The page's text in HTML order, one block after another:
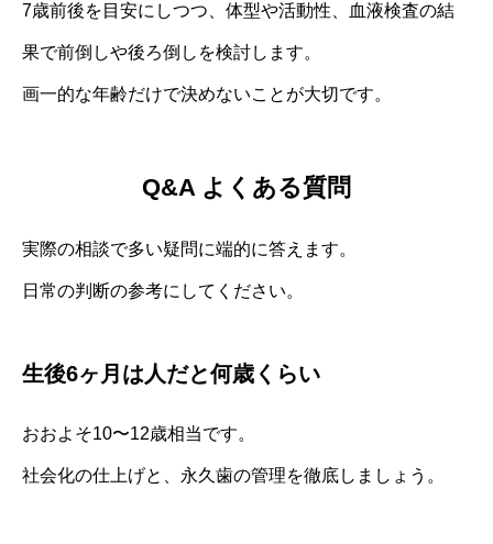
7歳前後を目安にしつつ、体型や活動性、血液検査の結
果で前倒しや後ろ倒しを検討します。
画一的な年齢だけで決めないことが大切です。
Q&A よくある質問
実際の相談で多い疑問に端的に答えます。
日常の判断の参考にしてください。
生後6ヶ月は人だと何歳くらい
おおよそ10〜12歳相当です。
社会化の仕上げと、永久歯の管理を徹底しましょう。